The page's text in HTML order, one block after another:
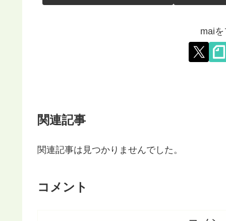
mai
関連記事
関連記事は見つかりませんでした。
コメント